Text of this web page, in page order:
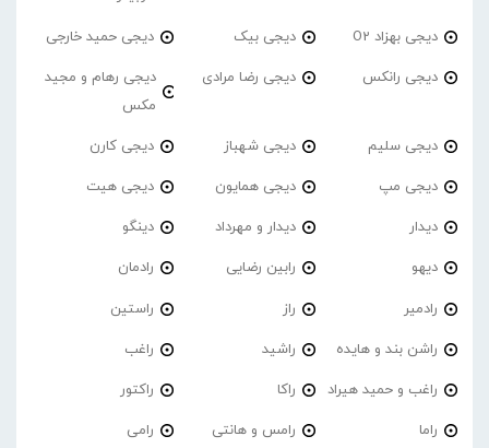
دیجی بهزاد O2 دیجی بیک دیجی حمید خارجی
دیجی رانکس دیجی رضا مرادی
دیجی رهام و مجید
مکس
دیجی سلیم دیجی شهباز دیجی کارن
دیجی مپ دیجی همایون دیجی هیت
دیدار دیدار و مهرداد دینگو
دیهو رابین رضایی رادمان
رادمیر راز راستین
راشن بند و هایده راشید راغب
راغب و حمید هیراد راکا راکتور
راما رامس و هانتی رامی